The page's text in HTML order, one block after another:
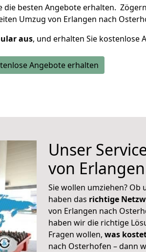
die besten Angebote erhalten.
Umzug von Erlangen nach
aus, und erhalten Sie kostenlose
Angebote erhalten
Unser
von
Sie wollen umziehen? Ob
haben das richtige
von Erlangen nach
haben wir die richtige
Fragen wollen, was
nach Osterhofen – dann